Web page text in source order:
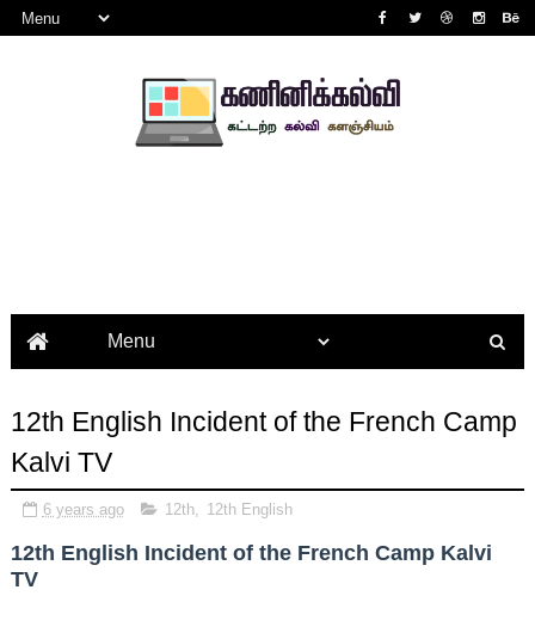
12th English Incident of the French Camp
Kalvi TV
6 years ago 12th, 12th English
12th English Incident of the French Camp Kalvi
TV